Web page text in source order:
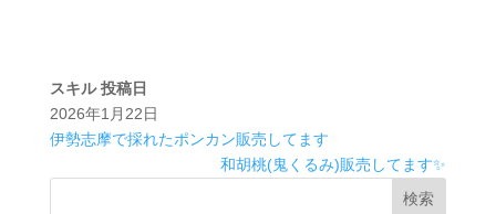
スキル 投稿日
2026年1月22日
伊勢志摩で採れたポンカン販売してます
和胡桃(鬼くるみ)販売してます✨
検索